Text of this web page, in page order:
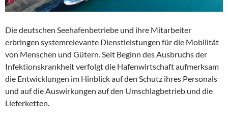
Die deutschen Seehafenbetriebe und ihre Mitarbeiter
erbringen systemrelevante Dienstleistungen für die Mobilität
von Menschen und Gütern. Seit Beginn des Ausbruchs der
Infektionskrankheit verfolgt die Hafenwirtschaft aufmerksam
die Entwicklungen im Hinblick auf den Schutz ihres Personals
und auf die Auswirkungen auf den Umschlagbetrieb und die
Lieferketten.